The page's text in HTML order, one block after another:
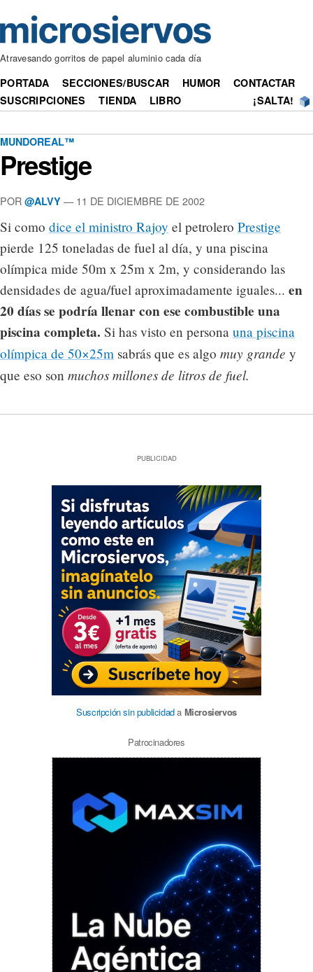
Atravesando gorritos de papel aluminio cada día
PORTADA SECCIONES/BUSCAR HUMOR
CONTACTAR
SUSCRIPCIONES
TIENDA LIBRO ¡SALTA!
MUNDOREAL™
Prestige
POR @ALVY — 11 DE DICIEMBRE DE 2002
Si como dice el ministro Rajoy el petrolero Prestige
pierde 125 toneladas de fuel al día, y una piscina
olímpica mide 50m x 25m x 2m, y considerando las
densidades de agua/fuel aproximadamente iguales... en
20 días se podría llenar con ese combustible una
piscina completa. Si has visto en persona una piscina
olímpica de 50×25m sabrás que es algo muy grande y
que eso son muchos millones de litros de fuel.
PUBLICIDAD
Suscripción sin publicidada Microsiervos
Patrocinadores